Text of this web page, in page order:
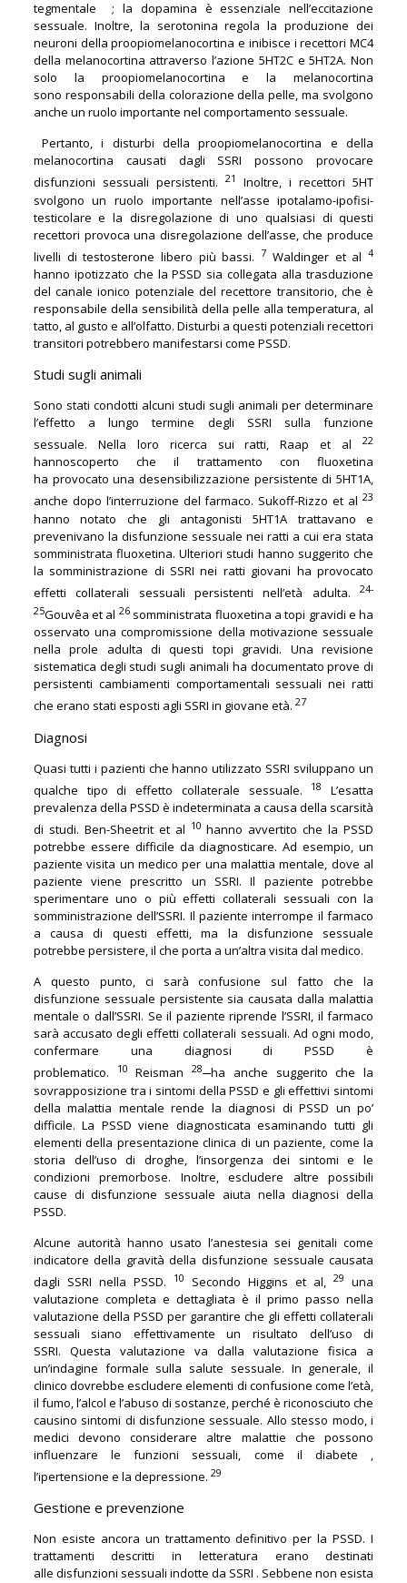
tegmentale ; la dopamina è essenziale nell’eccitazione
sessuale. Inoltre, la serotonina regola la produzione dei
neuroni della proopiomelanocortina e inibisce i recettori MC4
della melanocortina attraverso l’azione 5HT2C e 5HT2A. Non
solo la proopiomelanocortina e la melanocortina
sono responsabili della colorazione della pelle, ma svolgono
anche un ruolo importante nel comportamento sessuale.
Pertanto, i disturbi della proopiomelanocortina e della
melanocortina causati dagli SSRI possono provocare
disfunzioni sessuali persistenti. 21
Inoltre, i recettori 5HT
svolgono un ruolo importante nell’asse ipotalamo-ipofisi-
testicolare e la disregolazione di uno qualsiasi di questi
recettori provoca una disregolazione dell’asse, che produce
livelli di testosterone libero più bassi. 7 Waldinger et al4
hanno ipotizzato che la PSSD sia collegata alla trasduzione
del canale ionico potenziale del recettore transitorio, che è
responsabile della sensibilità della pelle alla temperatura, al
tatto, al gusto e all’olfatto. Disturbi a questi potenziali recettori
transitori potrebbero manifestarsi come PSSD.
Studi sugli animali
Sono stati condotti alcuni studi sugli animali per determinare
l’effetto a lungo termine degli SSRI sulla funzione
sessuale. Nella loro ricerca sui ratti, Raap et al22
hannoscoperto che il trattamento con fluoxetina
ha provocato una desensibilizzazione persistente di 5HT1A,
anche dopo l’interruzione del farmaco. Sukoff-Rizzo et al23
hanno notato che gli antagonisti 5HT1A trattavano e
prevenivano la disfunzione sessuale nei ratti a cui era stata
somministrata fluoxetina. Ulteriori studi hanno suggerito che
la somministrazione di SSRI nei ratti giovani ha provocato
effetti collaterali sessuali persistenti nell’età adulta.24-
25Gouvêa et al 26somministrata fluoxetina a topi gravidi e ha
osservato una compromissione della motivazione sessuale
nella prole adulta di questi topi gravidi. Una revisione
sistematica degli studi sugli animali ha documentato prove di
persistenti cambiamenti comportamentali sessuali nei ratti
che erano stati esposti agli SSRI in giovane età. 27
Diagnosi
Quasi tutti i pazienti che hanno utilizzato SSRI sviluppano un
qualche tipo di effetto collaterale sessuale.
18
L’esatta
prevalenza della PSSD è indeterminata a causa della scarsità
di studi. Ben-Sheetrit et al 10 hanno avvertito che la PSSD
potrebbe essere difficile da diagnosticare. Ad esempio, un
paziente visita un medico per una malattia mentale, dove al
paziente viene prescritto un SSRI. Il paziente potrebbe
sperimentare uno o più effetti collaterali sessuali con la
somministrazione dell’SSRI. Il paziente interrompe il farmaco
a causa di questi effetti, ma la disfunzione sessuale
potrebbe persistere, il che porta a un’altra visita dal medico.
A questo punto, ci sarà confusione sul fatto che la
disfunzione sessuale persistente sia causata dalla malattia
mentale o dall’SSRI. Se il paziente riprende l’SSRI, il farmaco
sarà accusato degli effetti collaterali sessuali. Ad ogni modo,
confermare una diagnosi di PSSD è
problematico.
10 Reisman28
ha anche suggerito che la
sovrapposizione tra i sintomi della PSSD e gli effettivi sintomi
della malattia mentale rende la diagnosi di PSSD un po’
difficile. La PSSD viene diagnosticata esaminando tutti gli
elementi della presentazione clinica di un paziente, come la
storia dell’uso di droghe, l’insorgenza dei sintomi e le
condizioni premorbose. Inoltre, escludere altre possibili
cause di disfunzione sessuale aiuta nella diagnosi della
PSSD.
Alcune autorità hanno usato l’anestesia sei genitali come
indicatore della gravità della disfunzione sessuale causata
dagli SSRI nella PSSD.
10 Secondo Higgins et al, 29 una
valutazione completa e dettagliata è il primo passo nella
valutazione della PSSD per garantire che gli effetti collaterali
sessuali siano effettivamente un risultato dell’uso di
SSRI. Questa valutazione va dalla valutazione fisica a
un’indagine formale sulla salute sessuale. In generale, il
clinico dovrebbe escludere elementi di confusione come l’età,
il fumo, l’alcol e l’abuso di sostanze, perché è riconosciuto che
causino sintomi di disfunzione sessuale. Allo stesso modo, i
medici devono considerare altre malattie che possono
influenzare le funzioni sessuali, come il diabete ,
l’ipertensione e la depressione. 29
Gestione e prevenzione
Non esiste ancora un trattamento definitivo per la PSSD. I
trattamenti descritti in letteratura erano destinati
alle disfunzioni sessuali indotte da SSRI . Sebbene non esista